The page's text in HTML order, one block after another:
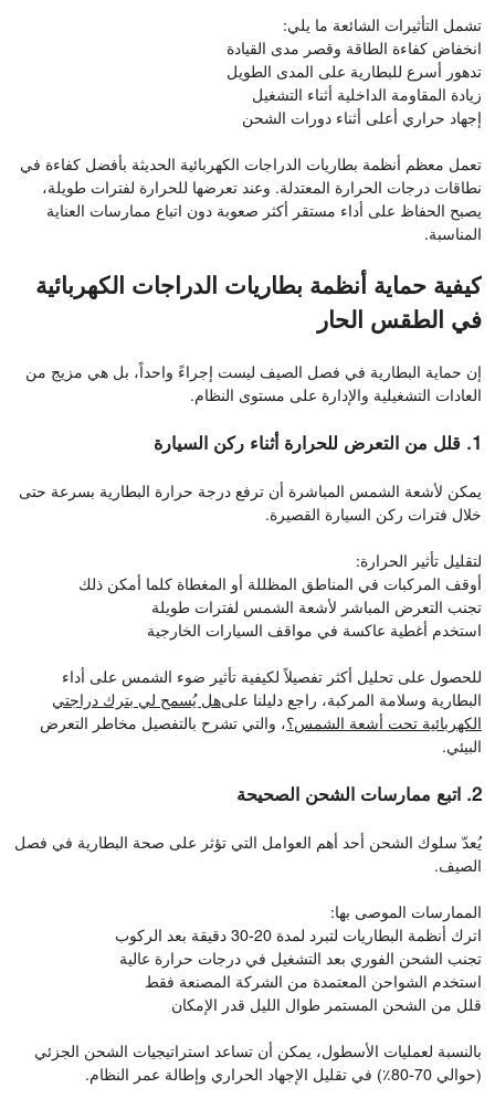
تشمل التأثيرات الشائعة ما يلي:
انخفاض كفاءة الطاقة وقصر مدى القيادة
تدهور أسرع للبطارية على المدى الطويل
زيادة المقاومة الداخلية أثناء التشغيل
إجهاد حراري أعلى أثناء دورات الشحن
تعمل معظم أنظمة بطاريات الدراجات الكهربائية الحديثة بأفضل كفاءة في
نطاقات درجات الحرارة المعتدلة. وعند تعرضها للحرارة لفترات طويلة،
يصبح الحفاظ على أداء مستقر أكثر صعوبة دون اتباع ممارسات العناية
المناسبة.
كيفية حماية أنظمة بطاريات الدراجات الكهربائية
في الطقس الحار
إن حماية البطارية في فصل الصيف ليست إجراءً واحداً، بل هي مزيج من
العادات التشغيلية والإدارة على مستوى النظام.
1. قلل من التعرض للحرارة أثناء ركن السيارة
يمكن لأشعة الشمس المباشرة أن ترفع درجة حرارة البطارية بسرعة حتى
خلال فترات ركن السيارة القصيرة.
لتقليل تأثير الحرارة:
أوقف المركبات في المناطق المظللة أو المغطاة كلما أمكن ذلك
تجنب التعرض المباشر لأشعة الشمس لفترات طويلة
استخدم أغطية عاكسة في مواقف السيارات الخارجية
للحصول على تحليل أكثر تفصيلاً لكيفية تأثير ضوء الشمس على أداء
البطارية وسلامة المركبة، راجع دليلنا علىهل يُسمح لي بترك دراجتي
الكهربائية تحت أشعة الشمس؟، والتي تشرح بالتفصيل مخاطر التعرض
البيئي.
2. اتبع ممارسات الشحن الصحيحة
يُعدّ سلوك الشحن أحد أهم العوامل التي تؤثر على صحة البطارية في فصل
الصيف.
الممارسات الموصى بها:
اترك أنظمة البطاريات لتبرد لمدة 20-30 دقيقة بعد الركوب
تجنب الشحن الفوري بعد التشغيل في درجات حرارة عالية
استخدم الشواحن المعتمدة من الشركة المصنعة فقط
قلل من الشحن المستمر طوال الليل قدر الإمكان
بالنسبة لعمليات الأسطول، يمكن أن تساعد استراتيجيات الشحن الجزئي
(حوالي 70-80٪) في تقليل الإجهاد الحراري وإطالة عمر النظام.